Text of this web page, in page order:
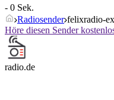
- 0 Sek.
Radiosender felixradio-
Höre diesen Sender
radio.de